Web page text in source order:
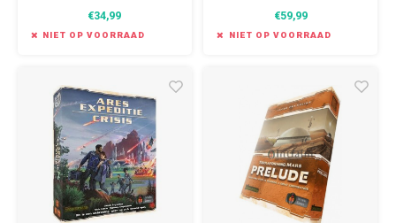
veel grotere uitdaging: de
planeet tot leven brengen en er
corporatie vooroplopen?
€34,99
NIET OP VOORRAAD
over 200 beautifully illustrated
cards!
€59,99
NIET OP VOORRAAD